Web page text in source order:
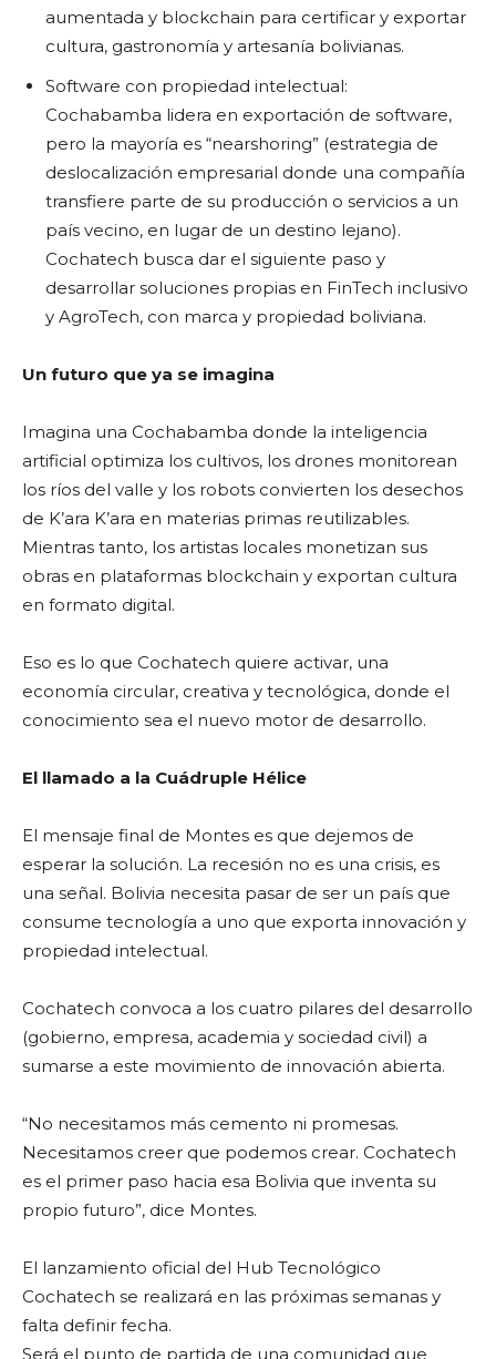
aumentada y blockchain para certificar y exportar
cultura, gastronomía y artesanía bolivianas.
Software con propiedad intelectual:
Cochabamba lidera en exportación de software,
pero la mayoría es “nearshoring” (estrategia de
deslocalización empresarial donde una compañía
transfiere parte de su producción o servicios a un
país vecino, en lugar de un destino lejano).
Cochatech busca dar el siguiente paso y
desarrollar soluciones propias en FinTech inclusivo
y AgroTech, con marca y propiedad boliviana.
Un futuro que ya se imagina
Imagina una Cochabamba donde la inteligencia
artificial optimiza los cultivos, los drones monitorean
los ríos del valle y los robots convierten los desechos
de K’ara K’ara en materias primas reutilizables.
Mientras tanto, los artistas locales monetizan sus
obras en plataformas blockchain y exportan cultura
en formato digital.
Eso es lo que Cochatech quiere activar, una
economía circular, creativa y tecnológica, donde el
conocimiento sea el nuevo motor de desarrollo.
El llamado a la Cuádruple Hélice
El mensaje final de Montes es que dejemos de
esperar la solución. La recesión no es una crisis, es
una señal. Bolivia necesita pasar de ser un país que
consume tecnología a uno que exporta innovación y
propiedad intelectual.
Cochatech convoca a los cuatro pilares del desarrollo
(gobierno, empresa, academia y sociedad civil) a
sumarse a este movimiento de innovación abierta.
“No necesitamos más cemento ni promesas.
Necesitamos creer que podemos crear. Cochatech
es el primer paso hacia esa Bolivia que inventa su
propio futuro”, dice Montes.
El lanzamiento oficial del Hub Tecnológico
Cochatech se realizará en las próximas semanas y
falta definir fecha.
Será el punto de partida de una comunidad que